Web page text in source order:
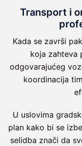
Transport i
Kada se završi
koja zahteva
odgovarajućeg
koordinacija
U uslovima
plan kako bi se
selidba znači da